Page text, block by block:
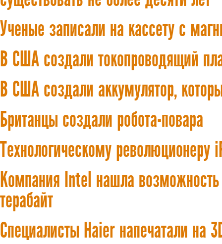
Ученые записали на кассету с
В США создали токопроводящий
В США создали аккумулятор,
Британцы создали робота-повара
Технологическому революционеру
Компания Intel нашла возможность
терабайт
Специалисты Haier напечатали на